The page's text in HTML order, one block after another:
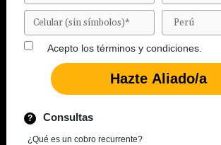
Acepto los términos y condiciones.
Consultas
¿Qué es un cobro recurrente?